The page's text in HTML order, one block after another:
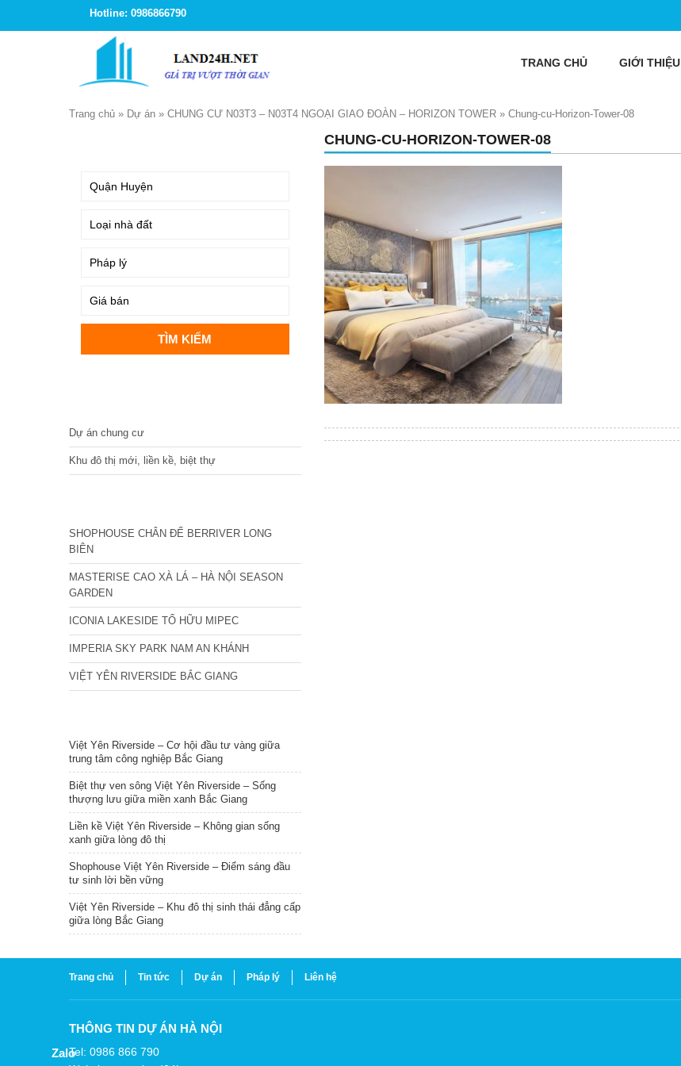
Hotline: 0986866790
TRANG CHỦ GIỚI THIỆU
Trang chủ » Dự án » CHUNG CƯ N03T3 – N03T4 NGOẠI GIAO ĐOÀN – HORIZON TOWER » Chung-cu-Horizon-Tower-08
CHUNG-CU-HORIZON-TOWER-08
Dự án chung cư
Khu đô thị mới, liền kề, biệt thự
SHOPHOUSE CHÂN ĐẾ BERRIVER LONG
BIÊN
MASTERISE CAO XÀ LÁ – HÀ NỘI SEASON
GARDEN
ICONIA LAKESIDE TỐ HỮU MIPEC
IMPERIA SKY PARK NAM AN KHÁNH
VIỆT YÊN RIVERSIDE BẮC GIANG
Việt Yên Riverside – Cơ hội đầu tư vàng giữa
trung tâm công nghiệp Bắc Giang
Biệt thự ven sông Việt Yên Riverside – Sống
thượng lưu giữa miền xanh Bắc Giang
Liền kề Việt Yên Riverside – Không gian sống
xanh giữa lòng đô thị
Shophouse Việt Yên Riverside – Điểm sáng đầu
tư sinh lời bền vững
Việt Yên Riverside – Khu đô thị sinh thái đẳng cấp
giữa lòng Bắc Giang
Trang chủ Tin tức Dự án Pháp lý Liên hệ
THÔNG TIN DỰ ÁN HÀ NỘI
Tel: 0986 866 790
Zalo